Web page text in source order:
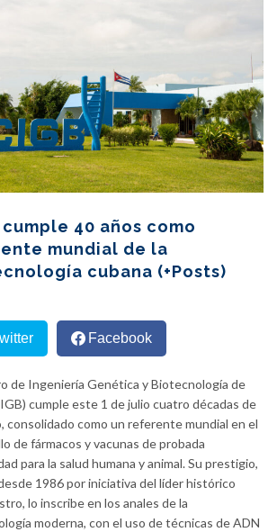
cumple 40 años como
mundial de la
cubana (+Posts)
Facebook
de Ingeniería Genética y Biotecnología de
cumple este 1 de julio cuatro décadas de
consolidado como un referente mundial en el
de fármacos y vacunas de probada
para la salud humana y animal. Su prestigio,
1986 por iniciativa del líder histórico
lo inscribe en los anales de la
moderna, con el uso de técnicas de ADN